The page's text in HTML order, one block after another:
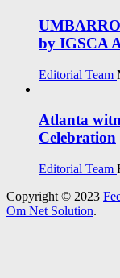
by IGSCA
Editorial Team
Atlanta
Celebration
Editorial Team
Copyright © 2023
Om Net Solution.